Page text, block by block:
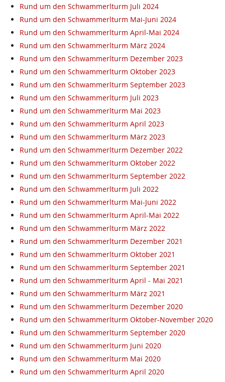
Rund um den Schwammerlturm Juli 2024
Rund um den Schwammerlturm Mai-Juni 2024
Rund um den Schwammerlturm April-Mai 2024
Rund um den Schwammerlturm März 2024
Rund um den Schwammerlturm Dezember 2023
Rund um den Schwammerlturm Oktober 2023
Rund um den Schwammerlturm September 2023
Rund um den Schwammerlturm Juli 2023
Rund um den Schwammerlturm Mai 2023
Rund um den Schwammerlturm April 2023
Rund um den Schwammerlturm März 2023
Rund um den Schwammerlturm Dezember 2022
Rund um den Schwammerlturm Oktober 2022
Rund um den Schwammerlturm September 2022
Rund um den Schwammerlturm Juli 2022
Rund um den Schwammerlturm Mai-Juni 2022
Rund um den Schwammerlturm April-Mai 2022
Rund um den Schwammerlturm März 2022
Rund um den Schwammerlturm Dezember 2021
Rund um den Schwammerlturm Oktober 2021
Rund um den Schwammerlturm September 2021
Rund um den Schwammerlturm April - Mai 2021
Rund um den Schwammerlturm März 2021
Rund um den Schwammerlturm Dezember 2020
Rund um den Schwammerlturm Oktober-November 2020
Rund um den Schwammerlturm September 2020
Rund um den Schwammerlturm Juni 2020
Rund um den Schwammerlturm Mai 2020
Rund um den Schwammerlturm April 2020